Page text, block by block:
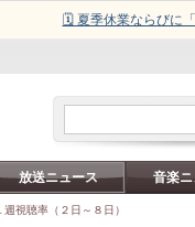
🗓️ 夏季休業ならびに
放送ニュース 音楽
週視聴率（２日～８日）